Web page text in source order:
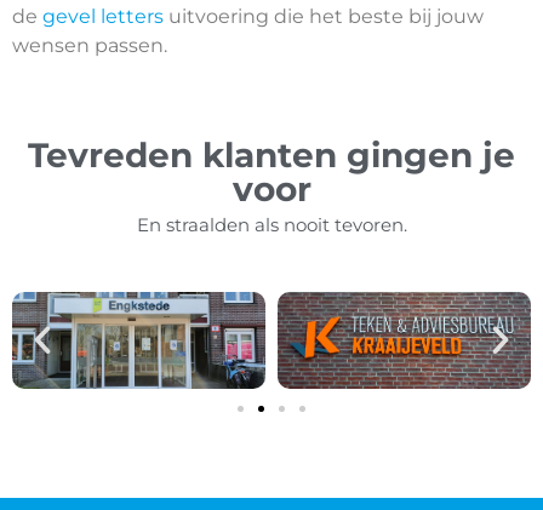
de gevel letters uitvoering die het beste bij jouw
wensen passen.
Tevreden klanten gingen je
voor
En straalden als nooit tevoren.